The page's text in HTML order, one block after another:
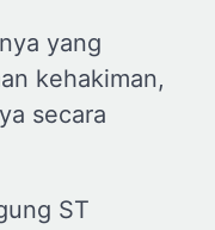
yang
kehakiman,
secara
ST